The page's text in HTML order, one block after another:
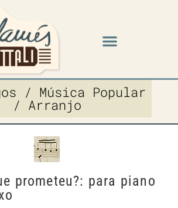
/ Música Popular
/ Arranjo
prometeu?: para piano